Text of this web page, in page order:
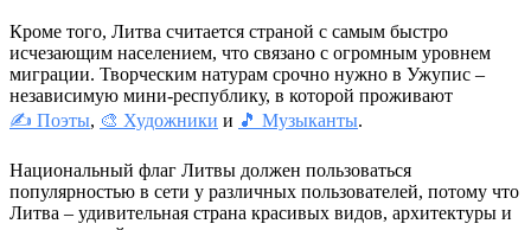
Кроме того, Литва считается страной с самым быстро
исчезающим населением, что связано с огромным уровнем
миграции. Творческим натурам срочно нужно в Ужупис –
независимую мини-республику, в которой проживают
✍ Поэты, 🎨 Художники и 🎵 Музыканты.
Национальный флаг Литвы должен пользоваться
популярностью в сети у различных пользователей, потому что
Литва – удивительная страна красивых видов, архитектуры и